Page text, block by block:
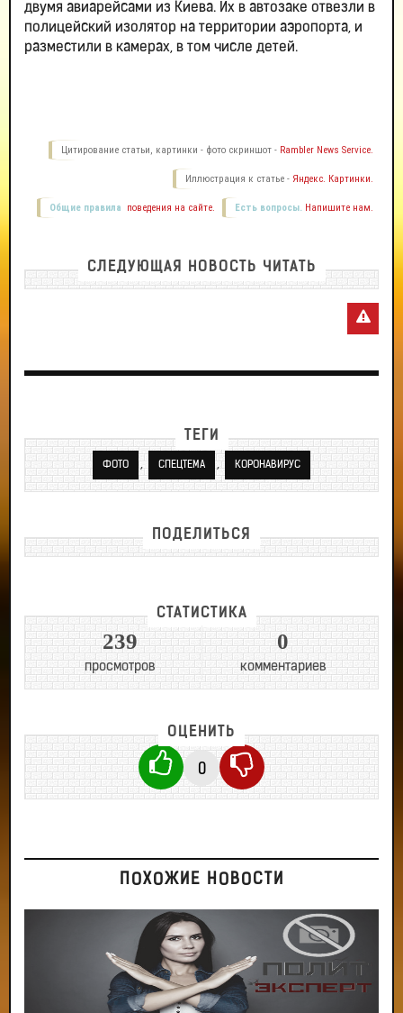
двумя авиарейсами из Киева. Их в автозаке отвезли в
полицейский изолятор на территории аэропорта, и
разместили в камерах, в том числе детей.
Цитирование статьи, картинки - фото скриншот - Rambler News Service.
Иллюстрация к статье - Яндекс. Картинки.
Есть вопросы. Напишите нам.
Общие правила поведения на сайте.
СЛЕДУЮЩАЯ НОВОСТЬ ЧИТАТЬ
ТЕГИ
ФОТО , СПЕЦТЕМА , КОРОНАВИРУС
ПОДЕЛИТЬСЯ
СТАТИСТИКА
239
просмотров
0
комментариев
ОЦЕНИТЬ
0
ПОХОЖИЕ НОВОСТИ